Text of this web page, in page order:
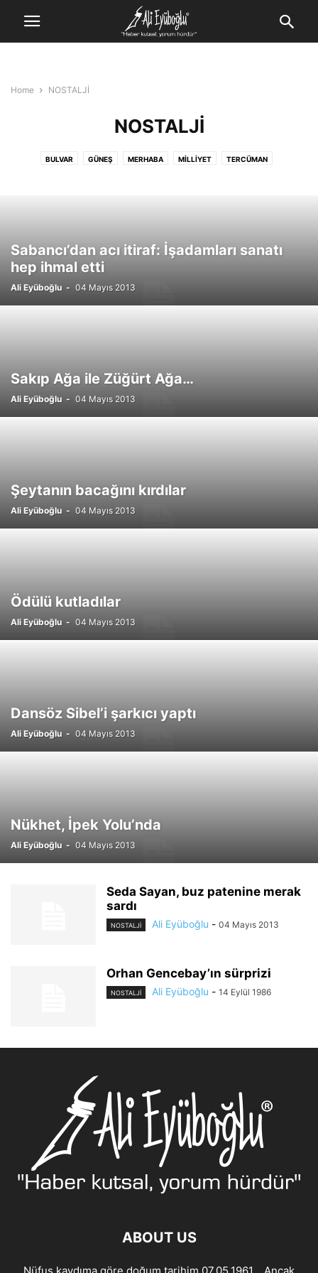
Home NOSTALJİ
NOSTALJİ
BULVAR GÜNEŞ MERHABA MILLIYET TERCÜMAN
Sabancı’dan acı itiraf: İşadamları sanatı
hep ihmal etti
Ali Eyüboğlu - 04 Mayıs 2013
Sakıp Ağa ile Züğürt Ağa…
Ali Eyüboğlu - 04 Mayıs 2013
Şeytanın bacağını kırdılar
Ali Eyüboğlu - 04 Mayıs 2013
Ödülü kutladılar
Ali Eyüboğlu - 04 Mayıs 2013
Dansöz Sibel’i şarkıcı yaptı
Ali Eyüboğlu - 04 Mayıs 2013
Nükhet, İpek Yolu’nda
Ali Eyüboğlu - 04 Mayıs 2013
Seda Sayan, buz patenine merak
sardı
NOSTALJİ Ali Eyüboğlu - 04 Mayıs 2013
Orhan Gencebay’ın sürprizi
NOSTALJİ Ali Eyüboğlu - 14 Eylül 1986
ABOUT US